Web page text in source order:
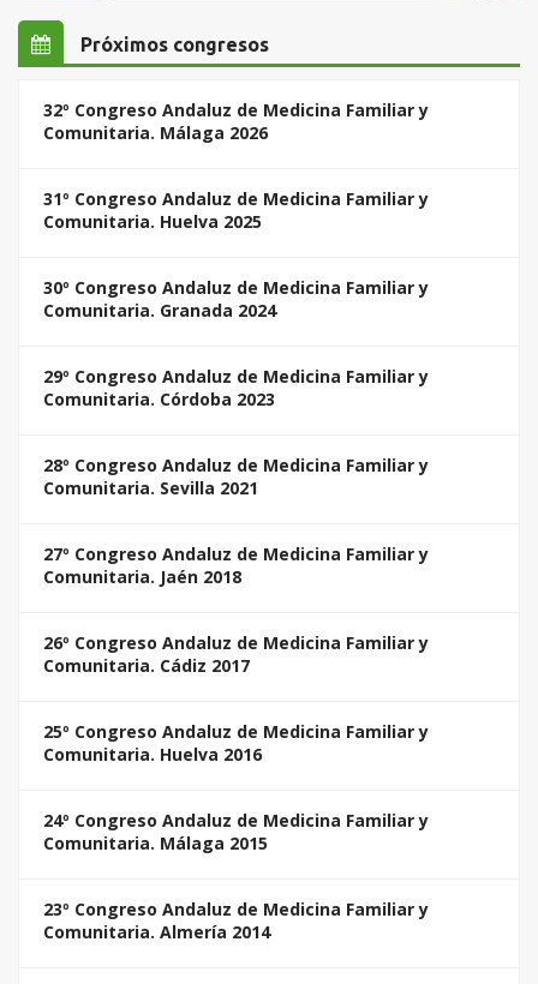
Próximos congresos
32º Congreso Andaluz de Medicina Familiar y
Comunitaria. Málaga 2026
31º Congreso Andaluz de Medicina Familiar y
Comunitaria. Huelva 2025
30º Congreso Andaluz de Medicina Familiar y
Comunitaria. Granada 2024
29º Congreso Andaluz de Medicina Familiar y
Comunitaria. Córdoba 2023
28º Congreso Andaluz de Medicina Familiar y
Comunitaria. Sevilla 2021
27º Congreso Andaluz de Medicina Familiar y
Comunitaria. Jaén 2018
26º Congreso Andaluz de Medicina Familiar y
Comunitaria. Cádiz 2017
25º Congreso Andaluz de Medicina Familiar y
Comunitaria. Huelva 2016
24º Congreso Andaluz de Medicina Familiar y
Comunitaria. Málaga 2015
23º Congreso Andaluz de Medicina Familiar y
Comunitaria. Almería 2014